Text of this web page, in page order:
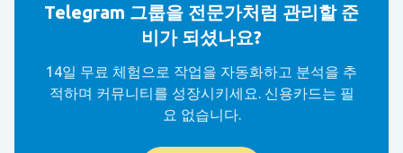
Telegram 그룹을 전문가처럼 관리할 준
비가 되셨나요?
14일 무료 체험으로 작업을 자동화하고 분석을 추
적하며 커뮤니티를 성장시키세요. 신용카드는 필
요 없습니다.